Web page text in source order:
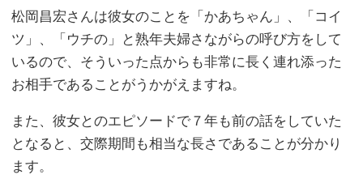
松岡昌宏さんは彼女のことを「かあちゃん」、「コイ
ツ」、「ウチの」と熟年夫婦さながらの呼び方をして
いるので、そういった点からも非常に長く連れ添った
お相手であることがうかがえますね。
また、彼女とのエピソードで７年も前の話をしていた
となると、交際期間も相当な長さであることが分かり
ます。